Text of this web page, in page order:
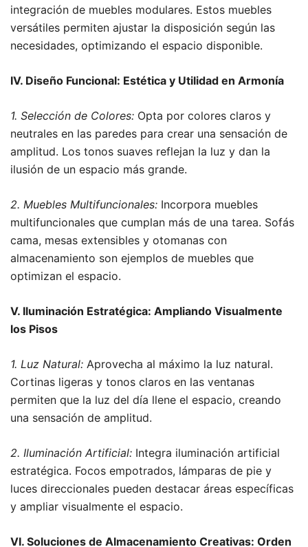
integración de muebles modulares. Estos muebles
versátiles permiten ajustar la disposición según las
necesidades, optimizando el espacio disponible.
IV. Diseño Funcional: Estética y Utilidad en Armonía
1. Selección de Colores: Opta por colores claros y
neutrales en las paredes para crear una sensación de
amplitud. Los tonos suaves reflejan la luz y dan la
ilusión de un espacio más grande.
2. Muebles Multifuncionales: Incorpora muebles
multifuncionales que cumplan más de una tarea. Sofás
cama, mesas extensibles y otomanas con
almacenamiento son ejemplos de muebles que
optimizan el espacio.
V. Iluminación Estratégica: Ampliando Visualmente
los Pisos
1. Luz Natural: Aprovecha al máximo la luz natural.
Cortinas ligeras y tonos claros en las ventanas
permiten que la luz del día llene el espacio, creando
una sensación de amplitud.
2. Iluminación Artificial: Integra iluminación artificial
estratégica. Focos empotrados, lámparas de pie y
luces direccionales pueden destacar áreas específicas
y ampliar visualmente el espacio.
VI. Soluciones de Almacenamiento Creativas: Orden